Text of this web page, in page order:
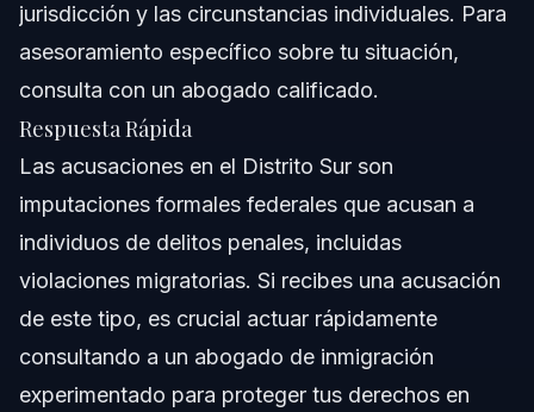
Acerca de Vasquez Law Firm
Preguntas Frecuentes
¿Cuánto tiempo tienen los federales para acusarlo
¿Una persona acusada formalmente va a la cárcel?
¿Es más grave una acusación formal que un cargo?
jurisdicción y las circunstancias individuales. Para
asesoramiento específico sobre tu situación,
consulta con un abogado calificado.
Respuesta Rápida
Las acusaciones en el Distrito Sur son
imputaciones formales federales que acusan a
individuos de delitos penales, incluidas
violaciones migratorias. Si recibes una acusación
de este tipo, es crucial actuar rápidamente
consultando a un abogado de inmigración
experimentado para proteger tus derechos en